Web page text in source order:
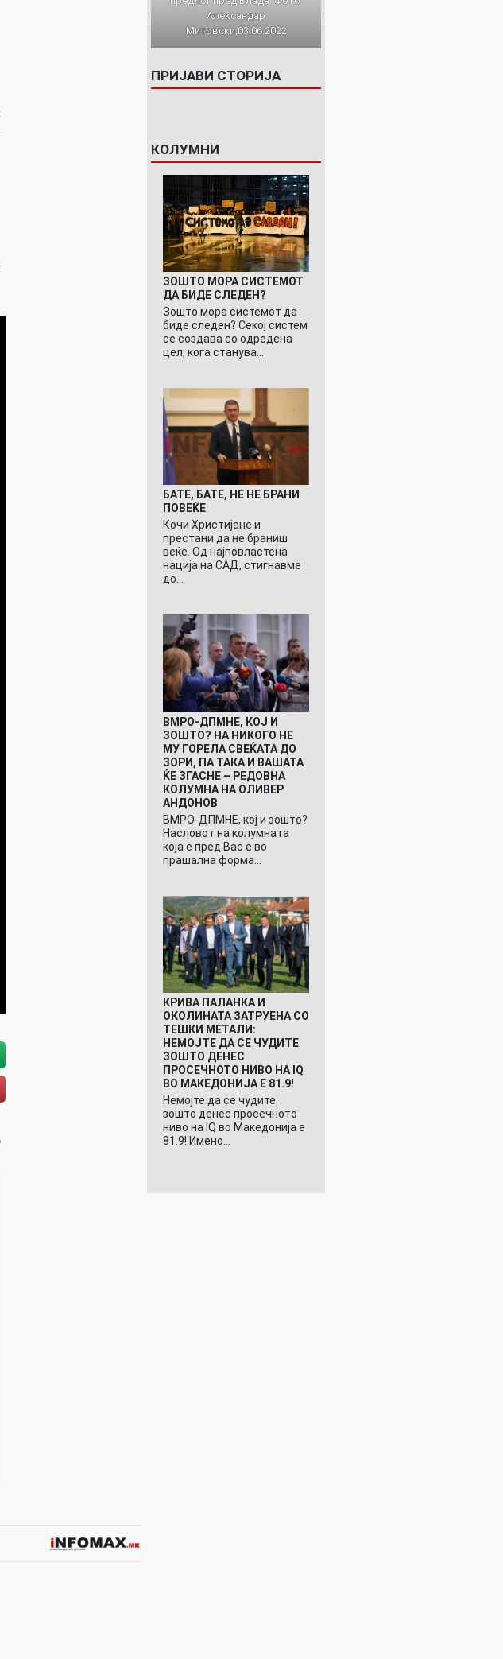
Александар
Митовски,03.06.2022
ПРИЈАВИ СТОРИЈА
КОЛУМНИ
ЗОШТО МОРА СИСТЕМОТ
ДА БИДЕ СЛЕДЕН?
Зошто мора системот да
биде следен? Секој систем
се создава со одредена
цел, кога станува…
БАТЕ, БАТЕ, НЕ НЕ БРАНИ
ПОВЕЌЕ
Кочи Христијане и
престани да не браниш
веќе. Од најповластена
нација на САД, стигнавме
до…
ВМРО-ДПМНЕ, КОЈ И
ЗОШТО? НА НИКОГО НЕ
МУ ГОРЕЛА СВЕЌАТА ДО
ЗОРИ, ПА ТАКА И ВАШАТА
ЌЕ ЗГАСНЕ – РЕДОВНА
КОЛУМНА НА ОЛИВЕР
АНДОНОВ
ВМРО-ДПМНЕ, кој и зошто?
Насловот на колумната
која е пред Вас е во
прашална форма…
КРИВА ПАЛАНКА И
ОКОЛИНАТА ЗАТРУЕНА СО
ТЕШКИ МЕТАЛИ:
НЕМОЈТЕ ДА СЕ ЧУДИТЕ
ЗОШТО ДЕНЕС
ПРОСЕЧНОТО НИВО НА IQ
ВО МАКЕДОНИЈА Е 81.9!
Немојте да се чудите
зошто денес просечното
ниво на IQ во Македонија е
81.9! Имено…